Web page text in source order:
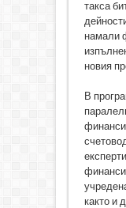
такса
намали
новия
В
както и